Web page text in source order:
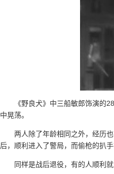
《野良犬》中三船敏郎饰演的
中晃荡。
两人除了年龄相同之外，经历
后，顺利进入了警局，而偷枪的扒
同样是战后退役，有的人顺利